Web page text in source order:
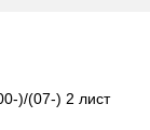
)/(07-) 2 лист